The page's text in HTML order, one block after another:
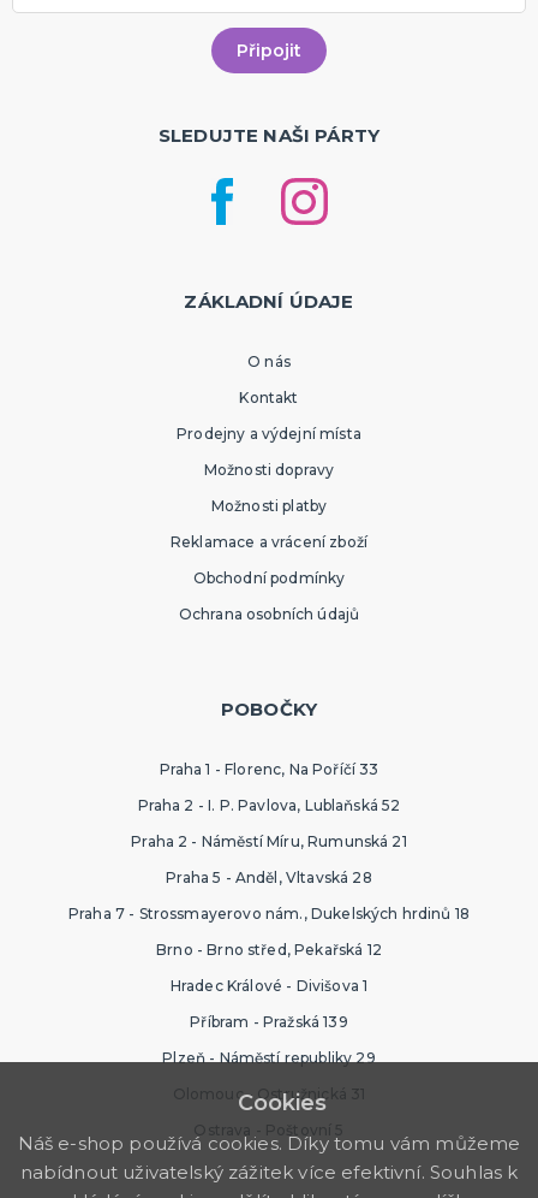
SLEDUJTE NAŠI PÁRTY
ZÁKLADNÍ ÚDAJE
O nás
Kontakt
Prodejny a výdejní místa
Možnosti dopravy
Možnosti platby
Reklamace a vrácení zboží
Obchodní podmínky
Ochrana osobních údajů
POBOČKY
Praha 1 - Florenc, Na Poříčí 33
Praha 2 - I. P. Pavlova, Lublaňská 52
Praha 2 - Náměstí Míru, Rumunská 21
Praha 5 - Anděl, Vltavská 28
Praha 7 - Strossmayerovo nám., Dukelských hrdinů 18
Brno - Brno střed, Pekařská 12
Hradec Králové - Divišova 1
Příbram - Pražská 139
Plzeň - Náměstí republiky 29
Olomouc - Ostružnická 31
Ostrava - Poštovní 5
Cookies
Náš e-shop používá cookies. Díky tomu vám můžeme
nabídnout uživatelský zážitek více efektivní. Souhlas k